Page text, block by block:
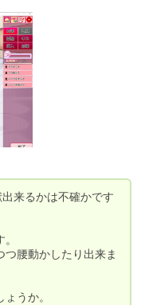
来るかは不確かです
腰動かしたり出来ま
うか。